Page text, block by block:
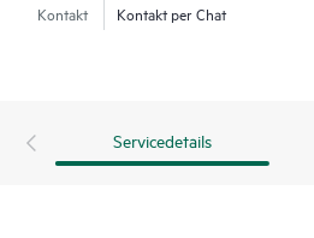
Kontakt Kontakt per Chat
Servicedetails